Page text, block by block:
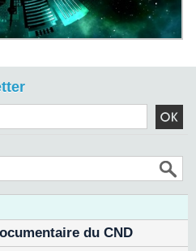
du CND